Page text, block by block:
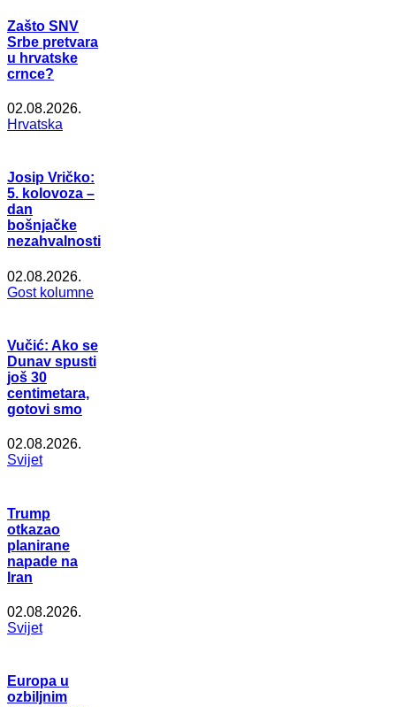
Zašto SNV
Srbe pretvara
u hrvatske
crnce?
02.08.2026.
Hrvatska
Josip Vričko:
5. kolovoza –
dan
bošnjačke
nezahvalnosti
02.08.2026.
Gost kolumne
Vučić: Ako se
Dunav spusti
još 30
centimetara,
gotovi smo
02.08.2026.
Svijet
Trump
otkazao
planirane
napade na
Iran
02.08.2026.
Svijet
Europa u
ozbiljnim